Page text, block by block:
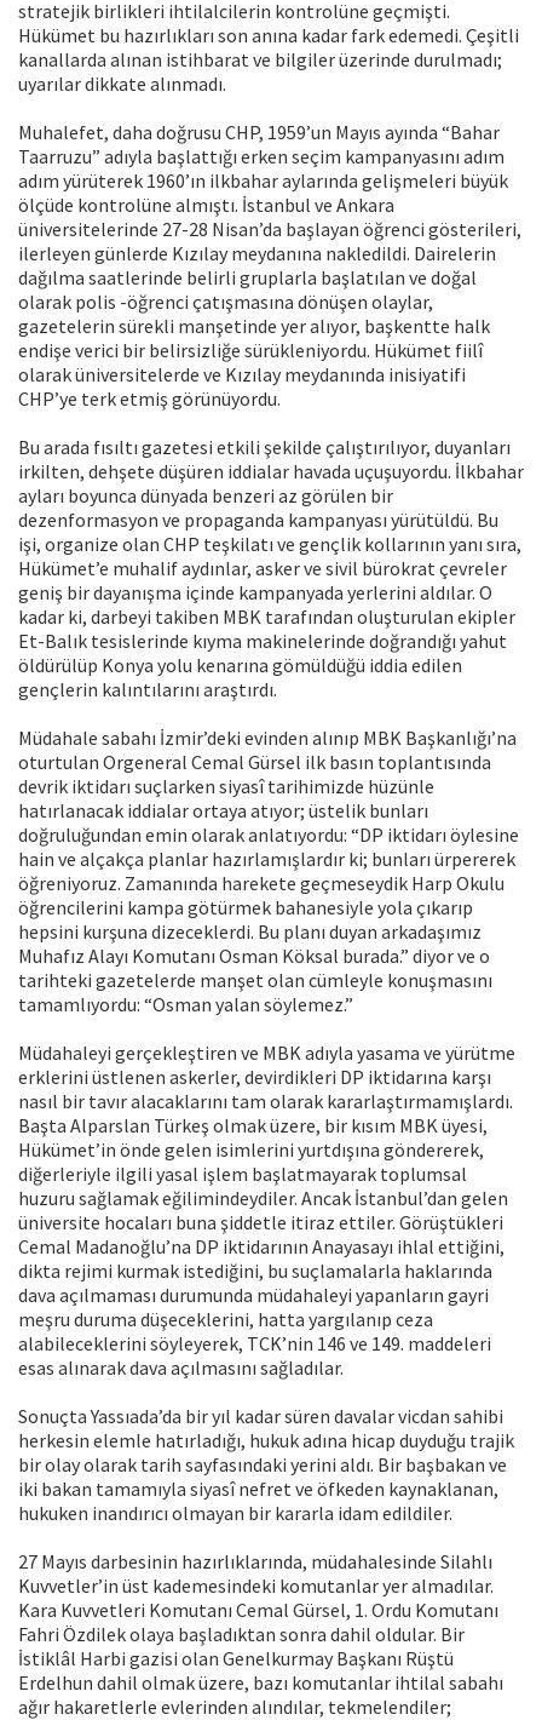
stratejik birlikleri ihtilalcilerin kontrolüne geçmişti.
Hükümet bu hazırlıkları son anına kadar fark edemedi. Çeşitli
kanallarda alınan istihbarat ve bilgiler üzerinde durulmadı;
uyarılar dikkate alınmadı.
Muhalefet, daha doğrusu CHP, 1959’un Mayıs ayında “Bahar
Taarruzu” adıyla başlattığı erken seçim kampanyasını adım
adım yürüterek 1960’ın ilkbahar aylarında gelişmeleri büyük
ölçüde kontrolüne almıştı. İstanbul ve Ankara
üniversitelerinde 27-28 Nisan’da başlayan öğrenci gösterileri,
ilerleyen günlerde Kızılay meydanına nakledildi. Dairelerin
dağılma saatlerinde belirli gruplarla başlatılan ve doğal
olarak polis -öğrenci çatışmasına dönüşen olaylar,
gazetelerin sürekli manşetinde yer alıyor, başkentte halk
endişe verici bir belirsizliğe sürükleniyordu. Hükümet fiilî
olarak üniversitelerde ve Kızılay meydanında inisiyatifi
CHP’ye terk etmiş görünüyordu.
Bu arada fısıltı gazetesi etkili şekilde çalıştırılıyor, duyanları
irkilten, dehşete düşüren iddialar havada uçuşuyordu. İlkbahar
ayları boyunca dünyada benzeri az görülen bir
dezenformasyon ve propaganda kampanyası yürütüldü. Bu
işi, organize olan CHP teşkilatı ve gençlik kollarının yanı sıra,
Hükümet’e muhalif aydınlar, asker ve sivil bürokrat çevreler
geniş bir dayanışma içinde kampanyada yerlerini aldılar. O
kadar ki, darbeyi takiben MBK tarafından oluşturulan ekipler
Et-Balık tesislerinde kıyma makinelerinde doğrandığı yahut
öldürülüp Konya yolu kenarına gömüldüğü iddia edilen
gençlerin kalıntılarını araştırdı.
Müdahale sabahı İzmir’deki evinden alınıp MBK Başkanlığı’na
oturtulan Orgeneral Cemal Gürsel ilk basın toplantısında
devrik iktidarı suçlarken siyasî tarihimizde hüzünle
hatırlanacak iddialar ortaya atıyor; üstelik bunları
doğruluğundan emin olarak anlatıyordu: “DP iktidarı öylesine
hain ve alçakça planlar hazırlamışlardır ki; bunları ürpererek
öğreniyoruz. Zamanında harekete geçmeseydik Harp Okulu
öğrencilerini kampa götürmek bahanesiyle yola çıkarıp
hepsini kurşuna dizeceklerdi. Bu planı duyan arkadaşımız
Muhafız Alayı Komutanı Osman Köksal burada.” diyor ve o
tarihteki gazetelerde manşet olan cümleyle konuşmasını
tamamlıyordu: “Osman yalan söylemez.”
Müdahaleyi gerçekleştiren ve MBK adıyla yasama ve yürütme
erklerini üstlenen askerler, devirdikleri DP iktidarına karşı
nasıl bir tavır alacaklarını tam olarak kararlaştırmamışlardı.
Başta Alparslan Türkeş olmak üzere, bir kısım MBK üyesi,
Hükümet’in önde gelen isimlerini yurtdışına göndererek,
diğerleriyle ilgili yasal işlem başlatmayarak toplumsal
huzuru sağlamak eğilimindeydiler. Ancak İstanbul’dan gelen
üniversite hocaları buna şiddetle itiraz ettiler. Görüştükleri
Cemal Madanoğlu’na DP iktidarının Anayasayı ihlal ettiğini,
dikta rejimi kurmak istediğini, bu suçlamalarla haklarında
dava açılmaması durumunda müdahaleyi yapanların gayri
meşru duruma düşeceklerini, hatta yargılanıp ceza
alabileceklerini söyleyerek, TCK’nin 146 ve 149. maddeleri
esas alınarak dava açılmasını sağladılar.
Sonuçta Yassıada’da bir yıl kadar süren davalar vicdan sahibi
herkesin elemle hatırladığı, hukuk adına hicap duyduğu trajik
bir olay olarak tarih sayfasındaki yerini aldı. Bir başbakan ve
iki bakan tamamıyla siyasî nefret ve öfkeden kaynaklanan,
hukuken inandırıcı olmayan bir kararla idam edildiler.
27 Mayıs darbesinin hazırlıklarında, müdahalesinde Silahlı
Kuvvetler’in üst kademesindeki komutanlar yer almadılar.
Kara Kuvvetleri Komutanı Cemal Gürsel, 1. Ordu Komutanı
Fahri Özdilek olaya başladıktan sonra dahil oldular. Bir
İstiklâl Harbi gazisi olan Genelkurmay Başkanı Rüştü
Erdelhun dahil olmak üzere, bazı komutanlar ihtilal sabahı
ağır hakaretlerle evlerinden alındılar, tekmelendiler;